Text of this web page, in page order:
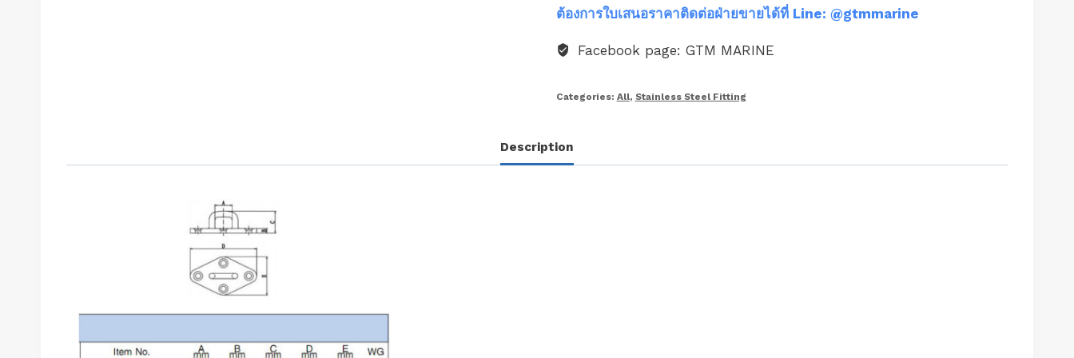
ต้องการใบเสนอราคาติดต่อฝ่ายขายได้ที่ Line: @gtmmarine
Facebook page: GTM MARINE
Categories: All, Stainless Steel Fitting
Description